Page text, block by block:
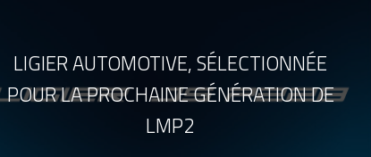
LIGIER AUTOMOTIVE, SÉLECTIONNÉE
POUR LA PROCHAINE GÉNÉRATION DE
LMP2